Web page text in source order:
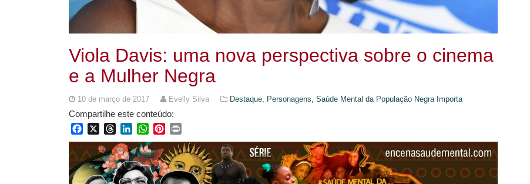
Viola Davis: uma nova perspectiva sobre o cinema
e a Mulher Negra
10 de março de 2017 Evelly Silva Destaque, Personagens, Saúde Mental da População Negra Importa
Compartilhe este conteúdo:
FacebookThreadsLinkedInWhatsApp
Pinterest